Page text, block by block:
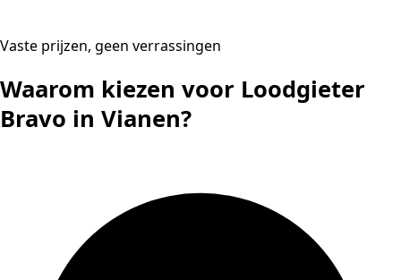
Vaste prijzen, geen verrassingen
Waarom kiezen voor Loodgieter
Bravo in Vianen?